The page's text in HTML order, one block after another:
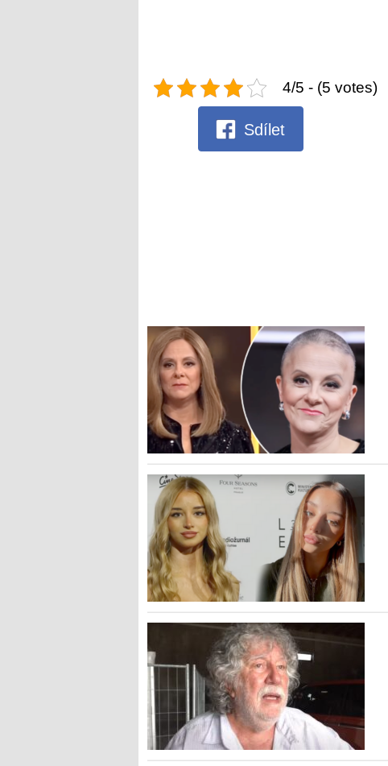
4/5 - (5 votes)
Sdílet